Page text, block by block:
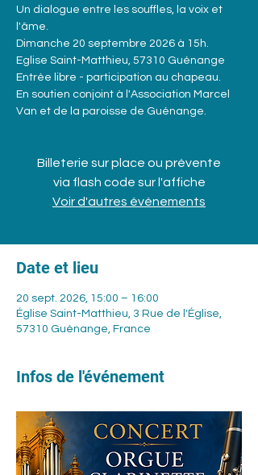
Un dialogue entre les souffles, la voix et
l'âme.
Dimanche 20 septembre 2026 à 15h.
Eglise Saint-Matthieu, 57310 Guénange
Entrée libre - participation au chapeau.
En soutien conjoint à l'Association Marcel
Van et de la paroisse de Guénange.
Billeterie sur place ou prévente
via flash code sur l'affiche
Voir d'autres événements
Date et lieu
20 sept. 2026, 15:00 – 16:00
Église Saint-Matthieu, 3 Rue de l'Église,
57310 Guénange, France
Infos de l'événement